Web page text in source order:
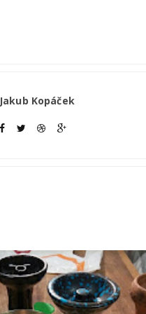
Jakub Kopáček